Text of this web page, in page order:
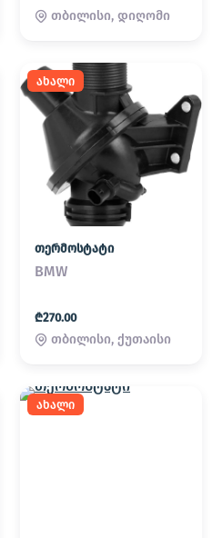
თბილისი, დიღომი
ახალი
თერმოსტატი
BMW
₾270.00
თბილისი, ქუთაისი
ახალი